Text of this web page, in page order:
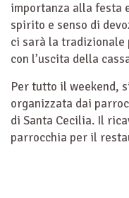
importanza alla festa
spirito e senso di
ci sarà la tradizionale
con l’uscita della
Per tutto il weekend,
organizzata dai
di Santa Cecilia. Il
parrocchia per il